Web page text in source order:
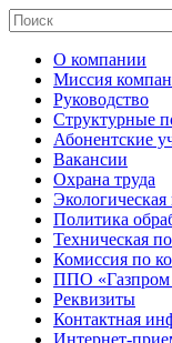
О компании
Миссия
Руководство
Структурные
Абонентские
Вакансии
Охрана труда
Экологическая
Политика
Техническая
Комиссия по
ППО «Газпром
Реквизиты
Контактная
Интернет-